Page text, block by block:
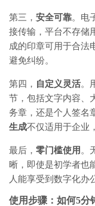
第三， 安全可靠。电
接传输，平台不存储
成的印章可用于合法
避免纠纷。
第四， 自定义灵活。
节，包括文字内容、
务章，还是个人签名
生成不仅适用于企业
最后， 零门槛使用 。
晰，即使是初学者也
人能享受到数字化办
使用步骤：如何5分